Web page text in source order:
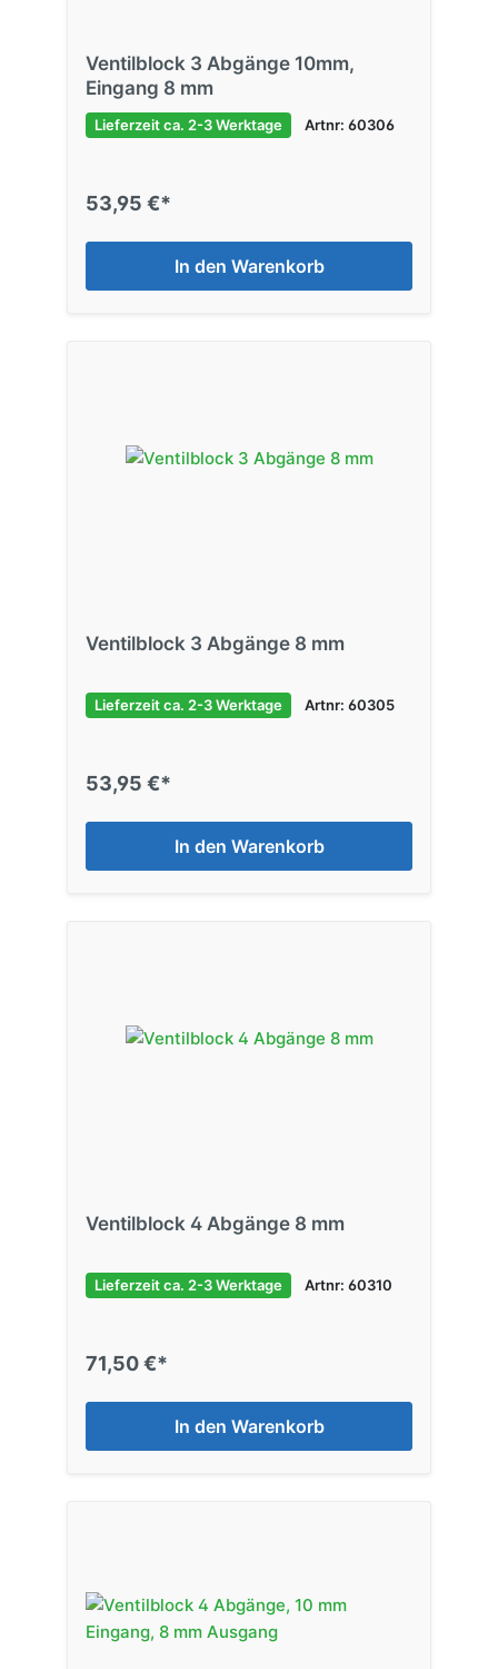
Ventilblock 3 Abgänge 10mm,
Eingang 8 mm
Lieferzeit ca. 2-3 Werktage Artnr: 60306
53,95 €*
In den Warenkorb
Ventilblock 3 Abgänge 8 mm
Lieferzeit ca. 2-3 Werktage Artnr: 60305
53,95 €*
In den Warenkorb
Ventilblock 4 Abgänge 8 mm
Lieferzeit ca. 2-3 Werktage Artnr: 60310
71,50 €*
In den Warenkorb